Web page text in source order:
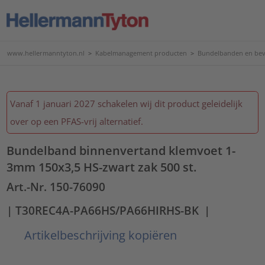
www.hellermanntyton.nl > Kabelmanagement producten > Bundelbanden en
Vanaf 1 januari 2027 schakelen wij dit product geleidelijk
over op een PFAS-vrij alternatief.
Bundelband binnenvertand klemvoet 1-
3mm 150x3,5 HS-zwart zak 500 st.
Art.-Nr. 150-76090
| T30REC4A-PA66HS/PA66HIRHS-BK |
Artikelbeschrijving kopiëren